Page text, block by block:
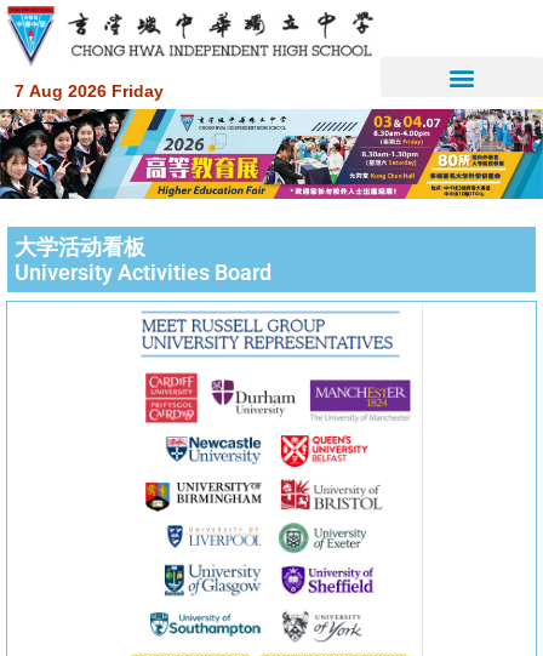
7 Aug 2026 Friday
大学活动看板
University Activities Board